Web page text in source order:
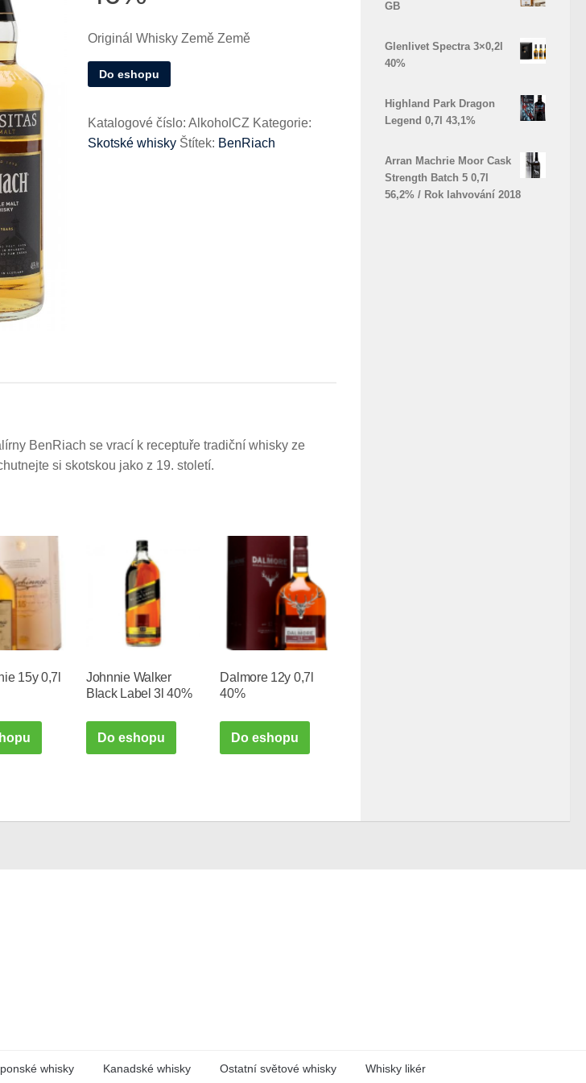
Originál Whisky Země Země
Do eshopu
Katalogové číslo: AlkoholCZ Kategorie:
Skotské whisky Štítek: BenRiach
BenRiach se vrací k receptuře tradiční whisky ze
si skotskou jako z 19. století.
15y 0,7l
Johnnie Walker
Black Label 3l 40%
Do eshopu
Dalmore 12y 0,7l
40%
Do eshopu
GB
Glenlivet Spectra 3×0,2l
40%
Highland Park Dragon
Legend 0,7l 43,1%
Arran Machrie Moor Cask
Strength Batch 5 0,7l
56,2% / Rok lahvování 2018
whisky Kanadské whisky Ostatní světové whisky Whisky likér